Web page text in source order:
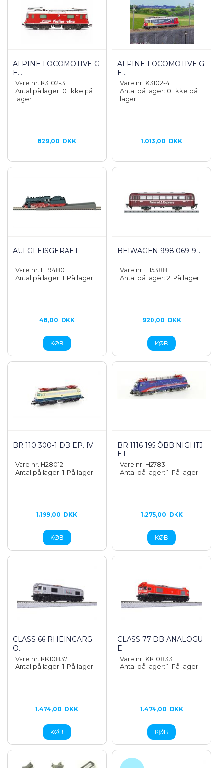
ALPINE LOCOMOTIVE G
E...
Vare nr. K3102-3
Antal på lager: 0 Ikke på
lager
829,00 DKK
ALPINE LOCOMOTIVE G
E...
Vare nr. K3102-4
Antal på lager: 0 Ikke på
lager
1.013,00 DKK
AUFGLEISGERAET
Vare nr. FL9480
Antal på lager: 1 På lager
48,00 DKK
BEIWAGEN 998 069-9...
Vare nr. T15388
Antal på lager: 2 På lager
920,00 DKK
BR 110 300-1 DB EP. IV
Vare nr. H28012
Antal på lager: 1 På lager
1.199,00 DKK
BR 1116 195 ÖBB NIGHTJ
ET
Vare nr. H2783
Antal på lager: 1 På lager
1.275,00 DKK
CLASS 66 RHEINCARG
O...
Vare nr. KK10837
Antal på lager: 1 På lager
1.474,00 DKK
CLASS 77 DB ANALOGU
E
Vare nr. KK10833
Antal på lager: 1 På lager
1.474,00 DKK